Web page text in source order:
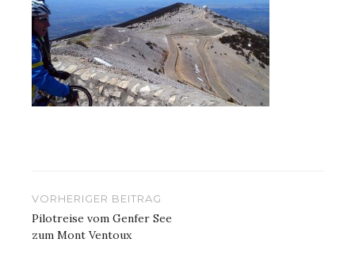
Beitragsnavigation
VORHERIGER BEITRAG
Pilotreise vom Genfer See
zum Mont Ventoux